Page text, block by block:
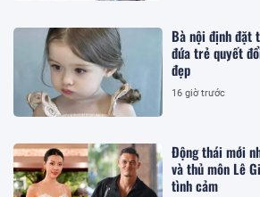
Bà nội định đặt
đứa trẻ quyết
đẹp
16 giờ trước
Động thái mới
và thủ môn Lê
tình cảm